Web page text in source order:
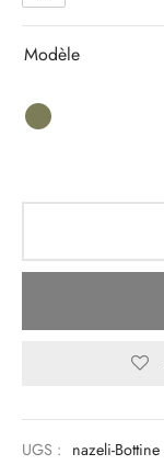
Modèle
UGS : nazeli-Bottine